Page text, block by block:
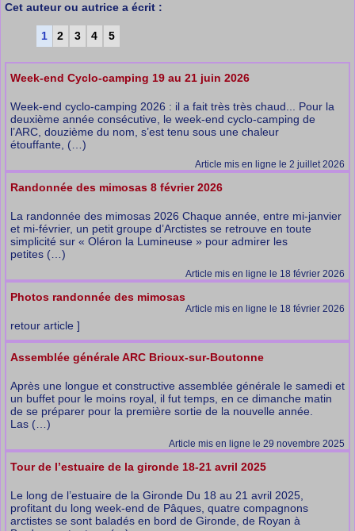
Cet auteur ou autrice a écrit :
1 2 3 4 5
Week-end Cyclo-camping 19 au 21 juin 2026
Week-end cyclo-camping 2026 : il a fait très très chaud... Pour la
deuxième année consécutive, le week-end cyclo-camping de
l’ARC, douzième du nom, s’est tenu sous une chaleur
étouffante, (…)
Article mis en ligne le 2 juillet 2026
Randonnée des mimosas 8 février 2026
La randonnée des mimosas 2026 Chaque année, entre mi-janvier
et mi-février, un petit groupe d’Arctistes se retrouve en toute
simplicité sur « Oléron la Lumineuse » pour admirer les
petites (…)
Article mis en ligne le 18 février 2026
Photos randonnée des mimosas
retour article ]
Article mis en ligne le 18 février 2026
Assemblée générale ARC Brioux-sur-Boutonne
Après une longue et constructive assemblée générale le samedi et
un buffet pour le moins royal, il fut temps, en ce dimanche matin
de se préparer pour la première sortie de la nouvelle année.
Las (…)
Article mis en ligne le 29 novembre 2025
Tour de l’estuaire de la gironde 18-21 avril 2025
Le long de l’estuaire de la Gironde Du 18 au 21 avril 2025,
profitant du long week-end de Pâques, quatre compagnons
arctistes se sont baladés en bord de Gironde, de Royan à